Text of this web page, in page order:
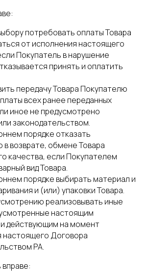
потребовать оплаты Товара
от исполнения настоящего
Покупатель в нарушение
принять и оплатить
передачу Товара Покупателю
всех ранее переданных
иное не предусмотрено
законодательством.
порядке отказать
возврате, обмене Товара
качества, если Покупателем
вид Товара.
порядке выбирать материал и
и (или) упаковки Товара.
реализовывать иные
настоящим
действующим на момент
настоящего Договора
РА.